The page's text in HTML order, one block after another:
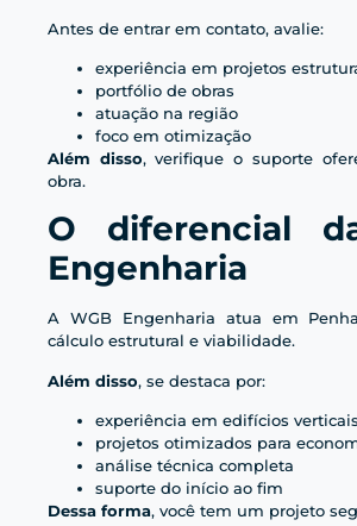
Antes de entrar em contato, avalie:
experiência em projetos
portfólio de obras
atuação na região
foco em otimização
Além disso, verifique o suporte
obra.
O diferencial
Engenharia
A WGB Engenharia atua em
cálculo estrutural e viabilidade.
Além disso, se destaca por:
experiência em edifícios verticais
projetos otimizados para
análise técnica completa
suporte do início ao fim
Dessa forma, você tem um projeto